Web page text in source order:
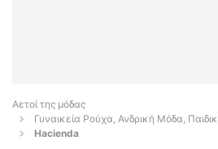
Αετοί της μόδας
Γυναικεία Ρούχα, Ανδρική Μόδα,
Hacienda